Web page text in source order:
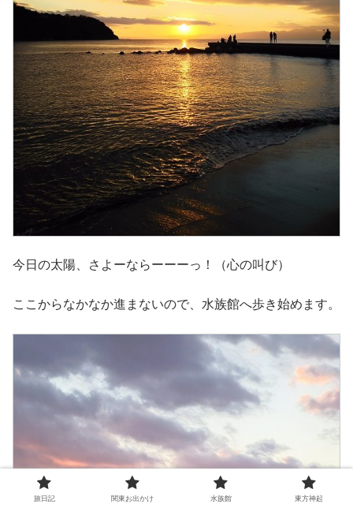
今日の太陽、さよーならーーーっ！（心の叫び）
ここからなかなか進まないので、水族館へ歩き始めます。
旅日記 関東お出かけ 水族館 東方神起